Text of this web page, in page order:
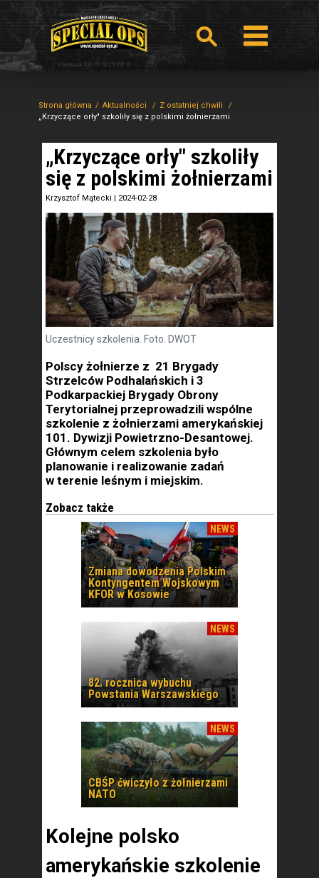
Strona główna Aktualności
Z ostatniej chwili
„Krzyczące orły" szkoliły się z polskimi żołnierzami
„Krzyczące orły" szkoliły
się z polskimi żołnierzami
Krzysztof Mątecki | 2024-02-28
Uczestnicy szkolenia. Foto. DWOT
Polscy żołnierze z 21 Brygady
Strzelców Podhalańskich i 3
Podkarpackiej Brygady Obrony
Terytorialnej przeprowadzili wspólne
szkolenie z żołnierzami amerykańskiej
101. Dywizji Powietrzno-Desantowej.
Głównym celem szkolenia było
planowanie i realizowanie zadań
w terenie leśnym i miejskim.
Zobacz także
NEWS
Zmiana dowodzenia Polskim
Kontyngentem Wojskowym
KFOR w Kosowie
NEWS
82. rocznica wybuchu
Powstania Warszawskiego
NEWS
CBŚP ćwiczyło z żołnierzami
NATO
Kolejne polsko
amerykańskie szkolenie